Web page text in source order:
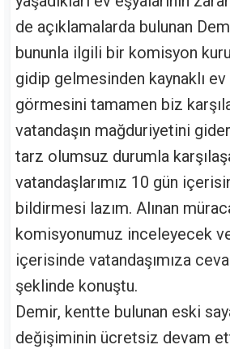
de açıklamalarda bulunan
bununla ilgili bir komisyon
gidip gelmesinden kaynaklı ev
görmesini tamamen biz
vatandaşın mağduriyetini
tarz olumsuz durumla
vatandaşlarımız 10 gün
bildirmesi lazım. Alınan
komisyonumuz inceleyecek
içerisinde vatandaşımıza
şeklinde konuştu.
Demir, kentte bulunan eski
değişiminin ücretsiz devam